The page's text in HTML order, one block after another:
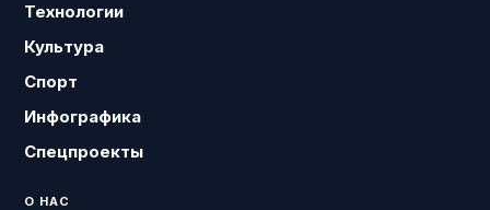
Технологии
Культура
Спорт
Инфографика
Спецпроекты
О НАС